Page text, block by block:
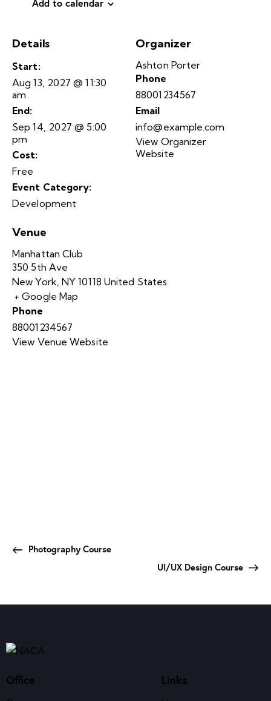
Add to calendar
Details
Start:
Aug 13, 2027 @ 11:30
am
End:
Sep 14, 2027 @ 5:00
pm
Cost:
Free
Event Category:
Development
Organizer
Ashton Porter
Phone
88001234567
Email
info@example.com
View Organizer
Website
Venue
Manhattan Club
350 5th Ave
New York, NY 10118 United States
+ Google Map
Phone
88001234567
View Venue Website
Photography Course
UI/UX Design Course
Office Links